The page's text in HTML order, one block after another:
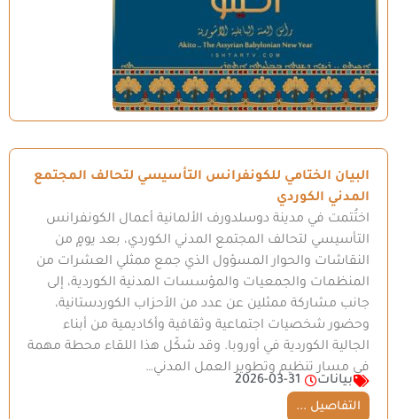
البيان الختامي للكونفرانس التأسيسي لتحالف المجتمع
المدني الكوردي
اختُتمت في مدينة دوسلدورف الألمانية أعمال الكونفرانس
التأسيسي لتحالف المجتمع المدني الكوردي، بعد يومٍ من
النقاشات والحوار المسؤول الذي جمع ممثلي العشرات من
المنظمات والجمعيات والمؤسسات المدنية الكوردية، إلى
جانب مشاركة ممثلين عن عدد من الأحزاب الكوردستانية،
وحضور شخصيات اجتماعية وثقافية وأكاديمية من أبناء
الجالية الكوردية في أوروبا. وقد شكّل هذا اللقاء محطة مهمة
في مسار تنظيم وتطوير العمل المدني…
بيانات
2026-03-31
التفاصيل ...